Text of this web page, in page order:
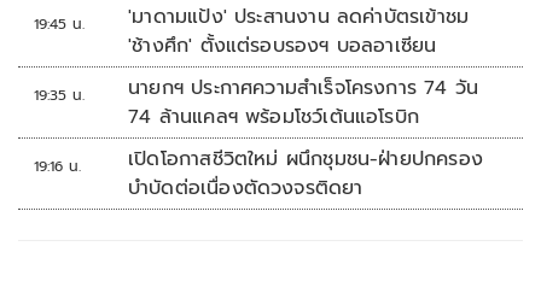
19:45 น.
'มาดามแป้ง' ประสานงาน ลดค่าบัตรเข้าชม
'ช้างศึก' ตั้งแต่รอบรองฯ บอลอาเซียน
19:35 น.
นายกฯ ประกาศความสำเร็จโครงการ 74 วัน
74 ล้านแคลฯ พร้อมโชว์เต้นแอโรบิก
19:16 น.
เปิดโอกาสชีวิตใหม่ ผนึกชุมชน-ฝ่ายปกครอง
บำบัดต่อเนื่องตัดวงจรติดยา